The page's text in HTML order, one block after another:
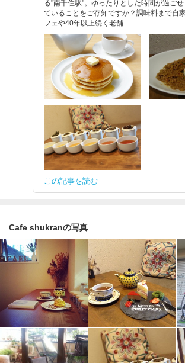
る"南千住駅"。ゆったりとした時間が過ご
ていることをご存知ですか？調味料まで自
フェや40年以上続く老舗...
この記事を読む
Cafe shukranの写真